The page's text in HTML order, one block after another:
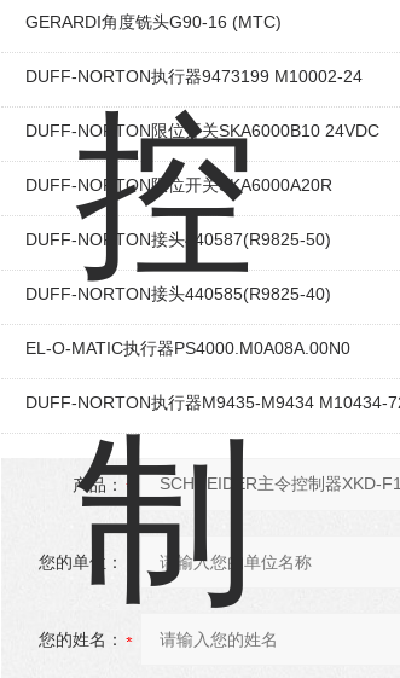
GERARDI角度铣头G90-16 (MTC)
DUFF-NORTON执行器9473199 M10002-24
DUFF-NORTON限位开关SKA6000B10 24VDC
DUFF-NORTON限位开关SKA6000A20R
DUFF-NORTON接头440587(R9825-50)
DUFF-NORTON接头440585(R9825-40)
EL-O-MATIC执行器PS4000.M0A08A.00N0
DUFF-NORTON执行器M9435-M9434 M10434-
产品：
您的单位：
您的姓名：